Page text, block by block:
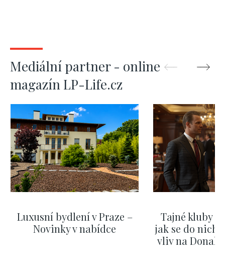
Mediální partner - online
magazín LP-Life.cz
Luxusní bydlení v Praze –
Novinky v nabídce
Tajné kluby
jak se do nich
vliv na